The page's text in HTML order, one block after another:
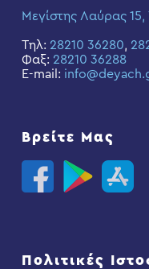
Μεγίστης Λαύρας
Τηλ: 28210 36280,
Φαξ: 28210 36288
E-mail:
Βρείτε Μας
Πολιτικές